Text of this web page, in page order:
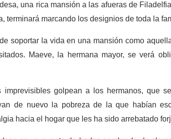
una rica mansión a las afueras de
terminará marcando los designios de toda la
soportar la vida en una mansión como
Maeve, la hermana mayor, se verá
imprevisibles golpean a los hermanos, que
de nuevo la pobreza de la que habían
hacia el hogar que les ha sido arrebatado